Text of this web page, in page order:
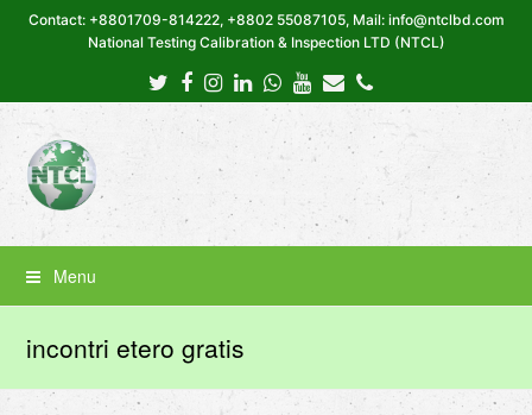
Contact: +8801709-814222, +8802 55087105, Mail: info@ntclbd.com
National Testing Calibration & Inspection LTD (NTCL)
Twitter
Facebook
Instagram
LinkedIn
Whatsapp
Youtube
EmailPhone
Menu
incontri etero gratis